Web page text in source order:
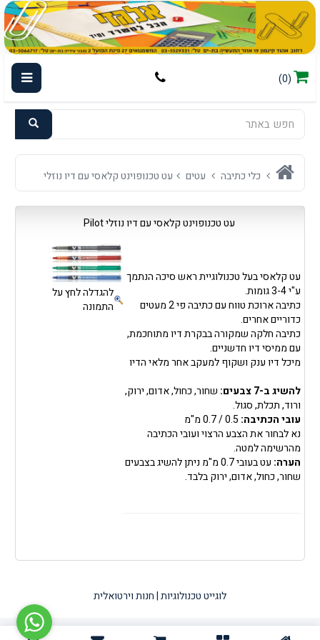
(0)
כלי כתיבה עטים עט טכנופוינט קלאסי עם דיו נוזלי
עט טכנופוינט קלאסי עם דיו נוזלי Pilot
עט קלאסי בעל טכנולוגיית ראש סיכה הנתמך
ע"י 3-4 גומות.
כתיבה ארוכת טווח עם כתיבה פי 2 מעטים
כדוריים אחרים.
כתיבה חלקה שמקורה בבקרת דיו מתוחכמת,
עם ממיסי דיו חדשניים.
מיכל דיו ענק ושקוף למעקב אחר מלאי הדיו
להשיג ב-7 צבעים:
שחור, כחול, אדום, ירוק,
ורוד, תכלת, סגול.
עובי הכתיבה: 0.5 / 0.7 מ"מ
נא לבחור את הצבע הרצוי ועובי הכתיבה
מהרשימה למטה.
הערה:
עט בעובי 0.7 מ"מ ניתן להשיג בצבעים
שחור, כחול, אדום, ירוק בלבד.
להגדלה לחץ על
התמונה
לוגייט טכנולוגיות | חנות וירטואלית